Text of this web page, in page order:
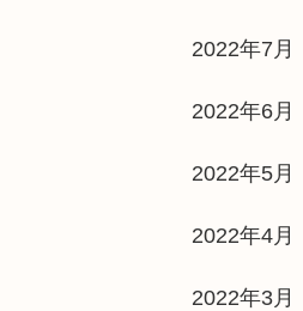
2022年7月
2022年6月
2022年5月
2022年4月
2022年3月